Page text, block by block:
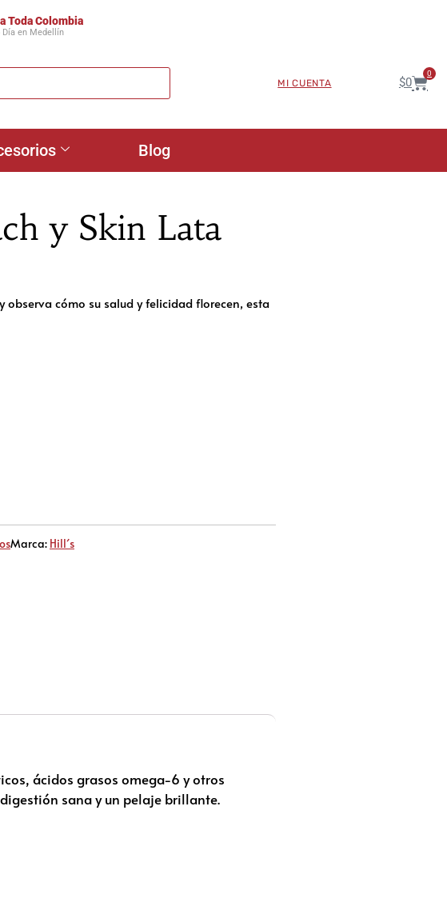
Toda Colombia
en Medellín
MI CUENTA $0
0
Blog
y Skin Lata
cómo su salud y felicidad florecen, esta
Marca: Hill´s
ácidos grasos omega-6 y otros
sana y un pelaje brillante.